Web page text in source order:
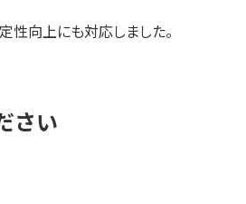
性向上にも対応しました。
さい